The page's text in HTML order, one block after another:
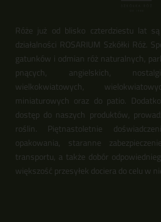
Róże już od blisko czterdziestu lat
działalności ROSARIUM Szkółki Róż.
gatunków i odmian róż naturalnych,
pnących, angielskich,
wielkokwiatowych,
miniaturowych oraz do patio.
dostęp do naszych produktów,
roślin. Piętnastoletnie
opakowania, staranne
transportu, a także dobór
większość przesyłek dociera do celu w